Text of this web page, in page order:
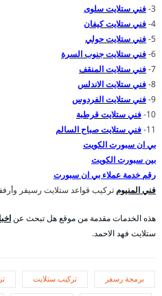
3- فني ستلايت سلوى
4- فني ستلايت كيفان
5- فني ستلايت حولي
6- فني ستلايت جنوب السرة
7- فني ستلايت المنقف
8- فني ستلايت الاندلس
9- فني ستلايت الفردوس
10- فني ستلايت قرطبة
11- فني ستلايت صباح السالم
بي ان سبورت الكويت
بين سبورت الكويت
رقم خدمة عملاء بي ان سبورت
فني المنيومتركيب قواعد ستلايت رسيفر
هذه الخدمات مقدمة من موقع هل تبحث عن
ستلايت فهد الاحمد.
برمجة رسفر تركيب ستلايت